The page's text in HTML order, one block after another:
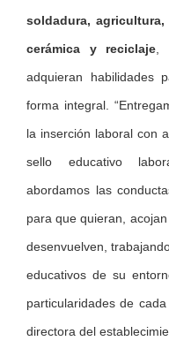
soldadura,
cerámica y reciclaje ,
adquieran habilidades
forma integral.
la inserción laboral con
sello educativo
abordamos las
para que quieran,
desenvuelven,
educativos de su
particularidades de
directora del